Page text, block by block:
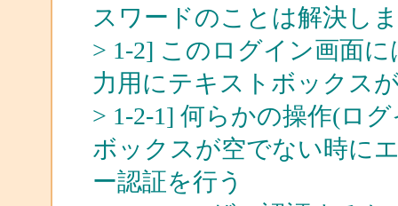
スワードのことは解決し
> 1-2] このログイン画面
力用にテキストボックス
> 1-2-1] 何らかの操作(ロ
ボックスが空でない時に
ー認証を行う